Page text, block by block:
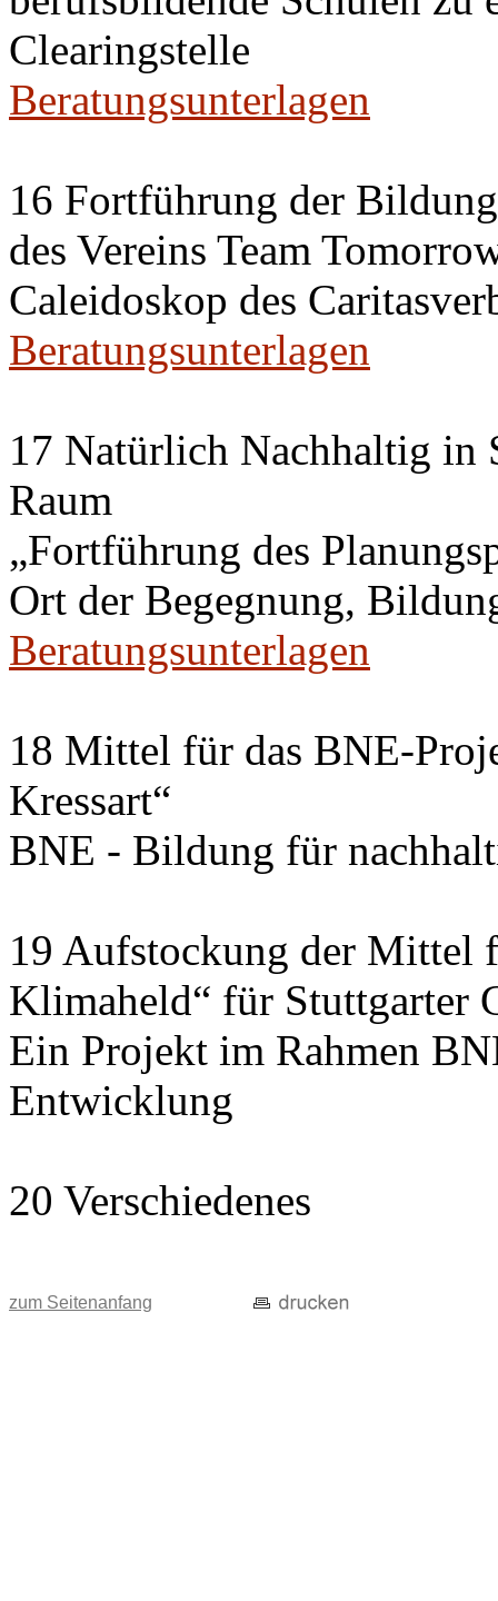
Clearingstelle
Beratungsunterlagen
16 Fortführung der
des Vereins Team
Caleidoskop des
Beratungsunterlagen
17 Natürlich Nachhaltig in
Raum
„Fortführung des
Ort der Begegnung,
Beratungsunterlagen
18 Mittel für das BNE-
Kressart“
BNE - Bildung für
19 Aufstockung der Mittel
Klimaheld“ für Stuttgarter
Ein Projekt im Rahmen
Entwicklung
20 Verschiedenes
zum Seitenanfang